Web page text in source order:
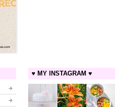
♥ MY INSTAGRAM ♥